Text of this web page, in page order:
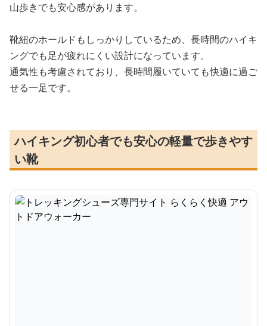
山歩きでも安心感があります。
靴紐のホールドもしっかりしているため、長時間のハイキ
ングでも足が疲れにくい設計になっています。
通気性も考慮されており、長時間履いていても快適に過ご
せる一足です。
ハイキング初心者でも安心の軽量で歩きやす
い靴